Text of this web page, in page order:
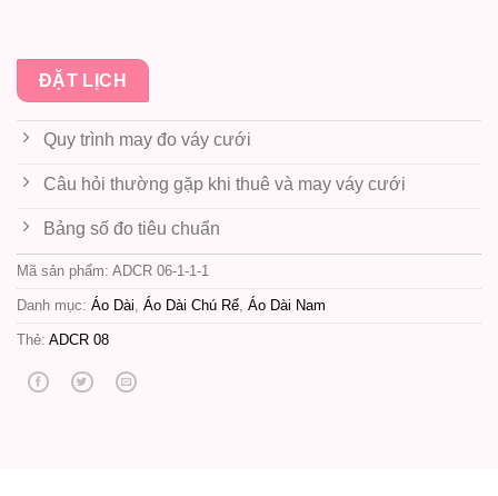
ĐẶT LỊCH
Quy trình may đo váy cưới
Câu hỏi thường gặp khi thuê và may váy cưới
Bảng số đo tiêu chuẩn
Mã sản phẩm: ADCR 06-1-1-1
Danh mục: Áo Dài Áo Dài Chú Rể Áo Dài Nam
Thẻ: ADCR 08